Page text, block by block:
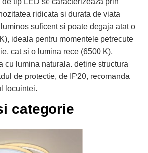
de tip LED se caracterizeaza prin
ridicata si durata de viata
suficent si poate degaja atat o
ideala pentru momentele petrecute
cat si o lumina rece (6500 K),
cu lumina naturala. detine structura
de protectie, de IP20, recomanda
locuintei.
categorie